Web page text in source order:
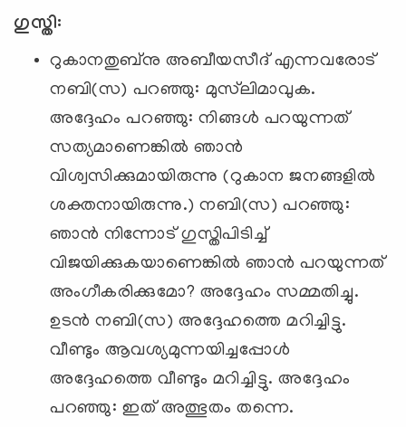
ഗുസ്തി:
റുകാനതുബ്‌നു അബീയസീദ് എന്നവരോട്
നബി(സ) പറഞ്ഞു: മുസ്‌ലിമാവുക.
അദ്ദേഹം പറഞ്ഞു: നിങ്ങള്‍ പറയുന്നത്
സത്യമാണെങ്കില്‍ ഞാന്‍
വിശ്വസിക്കുമായിരുന്നു (റുകാന ജനങ്ങളില്‍
ശക്തനായിരുന്നു.) നബി(സ) പറഞ്ഞു:
ഞാന്‍ നിന്നോട് ഗുസ്തിപിടിച്ച്
വിജയിക്കുകയാണെങ്കില്‍ ഞാന്‍ പറയുന്നത്
അംഗീകരിക്കുമോ? അദ്ദേഹം സമ്മതിച്ചു.
ഉടന്‍ നബി(സ) അദ്ദേഹത്തെ മറിച്ചിട്ടു.
വീണ്ടും ആവശ്യമുന്നയിച്ചപ്പോള്‍
അദ്ദേഹത്തെ വീണ്ടും മറിച്ചിട്ടു. അദ്ദേഹം
പറഞ്ഞു: ഇത് അത്ഭുതം തന്നെ.